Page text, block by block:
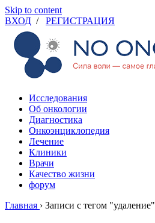
Skip to content
ВХОД / РЕГИСТРАЦИЯ
Исследования
Об онкологии
Диагностика
Онкоэнциклопедия
Лечение
Клиники
Врачи
Качество жизни
форум
Главная › Записи с тегом "удаление"